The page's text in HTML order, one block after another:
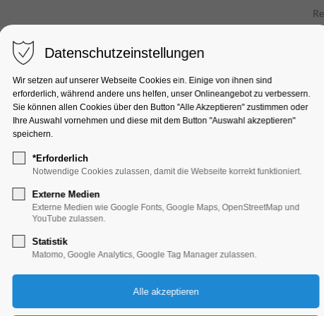
Wichern
Ritterstraße 69, 14770 Brandenburg
Datenschutzeinstellungen
Wir setzen auf unserer Webseite Cookies ein. Einige von ihnen sind
erforderlich, während andere uns helfen, unser Onlineangebot zu verbessern.
Sie können allen Cookies über den Button "Alle Akzeptieren" zustimmen oder
Ihre Auswahl vornehmen und diese mit dem Button "Auswahl akzeptieren"
speichern.
*Erforderlich
Notwendige Cookies zulassen, damit die Webseite korrekt funktioniert.
Externe Medien
Externe Medien wie Google Fonts, Google Maps, OpenStreetMap und
YouTube zulassen.
Statistik
Matomo, Google Analytics, Google Tag Manager zulassen.